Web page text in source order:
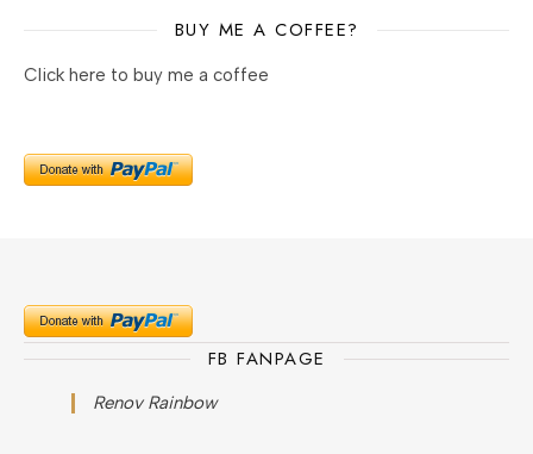
BUY ME A COFFEE?
Click here to buy me a coffee
FB FANPAGE
Renov Rainbow